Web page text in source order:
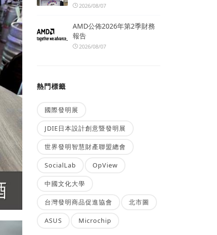
2026/08/07
AMD公佈2026年第2季財務
報告
2026/08/07
熱門標籤
國際發明展
JDIE日本設計創意暨發明展
世界發明智慧財產聯盟總會
SocialLab OpView
中國文化大學
台灣發明商品促進協會 北市圖
ASUS Microchip